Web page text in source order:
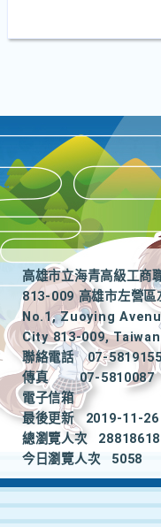
高雄市立海青高級工商
813-009 高雄市左營區
No.1, Zuoying
City 813-009, Taiwan
聯絡電話
07-
傳真
07-5810087
電子信箱
最後更新
2019-11-26
總瀏覽人次
28818618
今日瀏覽人次
5058